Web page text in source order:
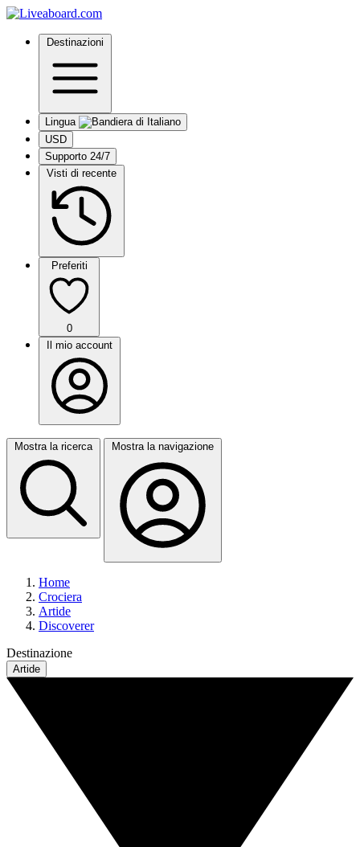
Destinazioni
Lingua
USD
Supporto 24/7
Visti di recente
Preferiti
0
Il mio account
Mostra la ricerca Mostra la navigazione
Home
Crociera
Artide
Discoverer
Destinazione
Artide